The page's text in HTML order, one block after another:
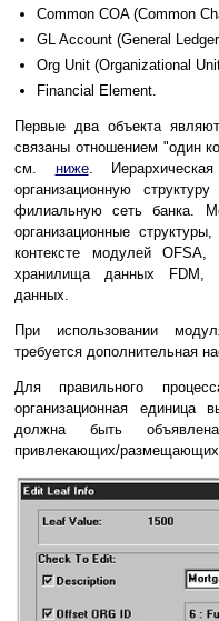
Common COA (Common
GL Account (General
Org Unit (Organizational
Financial Element.
Первые два объекта
связаны отношением "один
см. ниже.
организационную
филиальную сеть банка.
организационные
контексте модулей OFSA,
хранилища данных FDM,
данных.
При использовании
требуется дополнительная
Для правильного
организационная единица
должна быть
привлекающих/размещающих